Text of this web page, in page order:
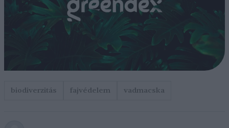
biodiverzitás fajvédelem vadmacska